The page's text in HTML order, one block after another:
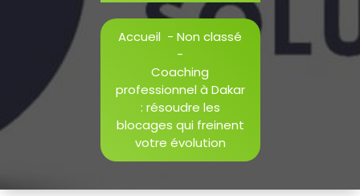
Accueil - Non classé
-
Coaching
professionnel à Dakar
: résoudre les
blocages qui freinent
votre évolution